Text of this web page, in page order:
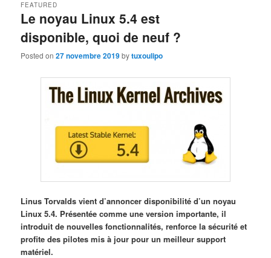
Le noyau Linux 5.4 est
disponible, quoi de neuf ?
FEATURED
Posted on27 novembre 2019bytuxoulipo
Linus Torvalds vient d’annoncer disponibilité d’un noyau
Linux 5.4. Présentée comme une version importante, il
introduit de nouvelles fonctionnalités, renforce la sécurité et
profite des pilotes mis à jour pour un meilleur support
matériel.